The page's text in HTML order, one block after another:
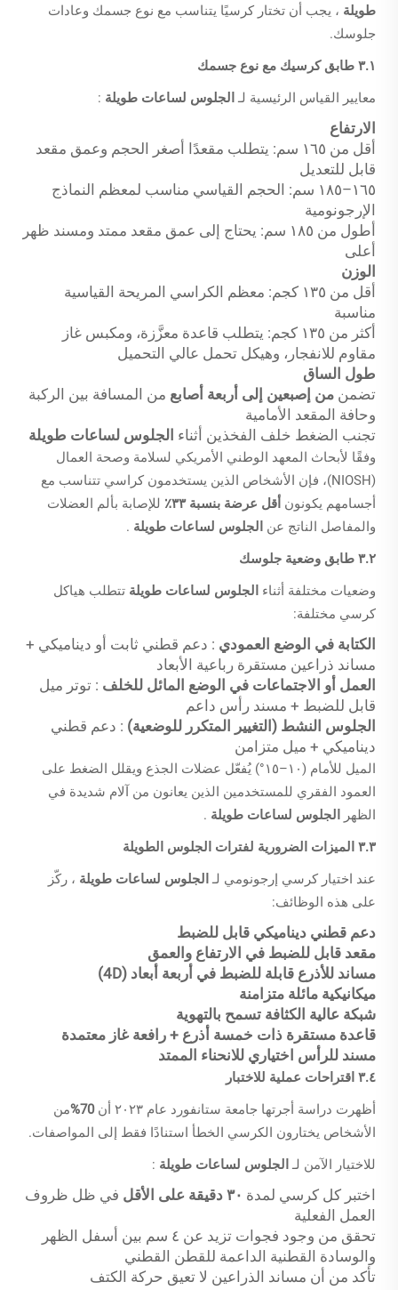
طويلة ، يجب أن تختار كرسيًا يتناسب مع نوع جسمك وعادات
جلوسك.
٣.١ طابق كرسيك مع نوع جسمك
معايير القياس الرئيسية لـ الجلوس لساعات طويلة :
الارتفاع
أقل من ١٦٥ سم: يتطلب مقعدًا أصغر الحجم وعمق مقعد
قابل للتعديل
١٦٥–١٨٥ سم: الحجم القياسي مناسب لمعظم النماذج
الإرجونومية
أطول من ١٨٥ سم: يحتاج إلى عمق مقعد ممتد ومسند ظهر
أعلى
الوزن
أقل من ١٣٥ كجم: معظم الكراسي المريحة القياسية
مناسبة
أكثر من ١٣٥ كجم: يتطلب قاعدة معزَّزة، ومكبس غاز
مقاوم للانفجار، وهيكل تحمل عالي التحميل
طول الساق
تضمن من إصبعين إلى أربعة أصابع من المسافة بين الركبة
وحافة المقعد الأمامية
تجنب الضغط خلف الفخذين أثناء الجلوس لساعات طويلة
وفقًا لأبحاث المعهد الوطني الأمريكي لسلامة وصحة العمال
(NIOSH)، فإن الأشخاص الذين يستخدمون كراسي تتناسب مع
أجسامهم يكونون أقل عرضة بنسبة ٣٣٪
للإصابة بألم العضلات
والمفاصل الناتج عن الجلوس لساعات طويلة .
٣.٢ طابق وضعية جلوسك
وضعيات مختلفة أثناء الجلوس لساعات طويلة تتطلب هياكل
كرسي مختلفة:
الكتابة في الوضع العمودي : دعم قطني ثابت أو ديناميكي +
مساند ذراعين مستقرة رباعية الأبعاد
العمل أو الاجتماعات في الوضع المائل للخلف : توتر ميل
قابل للضبط + مسند رأس داعم
الجلوس النشط (التغيير المتكرر للوضعية) : دعم قطني
ديناميكي + ميل متزامن
الميل للأمام (١٠–١٥°) يُفعّل عضلات الجذع ويقلل الضغط على
العمود الفقري للمستخدمين الذين يعانون من آلام شديدة في
الظهر
الجلوس لساعات طويلة .
٣.٣ الميزات الضرورية لفترات الجلوس الطويلة
عند اختيار كرسي إرجونومي لـ الجلوس لساعات طويلة ، ركّز
على هذه الوظائف:
دعم قطني ديناميكي قابل للضبط
مقعد قابل للضبط في الارتفاع والعمق
مساند للأذرع قابلة للضبط في أربعة أبعاد (4D)
ميكانيكية مائلة متزامنة
شبكة عالية الكثافة تسمح بالتهوية
قاعدة مستقرة ذات خمسة أذرع + رافعة غاز معتمدة
مسند للرأس اختياري للانحناء الممتد
٣.٤ اقتراحات عملية للاختبار
أظهرت دراسة أجرتها جامعة ستانفورد عام ٢٠٢٣ أن
70%
من
الأشخاص يختارون الكرسي الخطأ استنادًا فقط إلى المواصفات.
للاختيار الآمن لـ الجلوس لساعات طويلة :
اختبر كل كرسي لمدة ٣٠ دقيقة على الأقل
في ظل ظروف
العمل الفعلية
تحقق من وجود فجوات تزيد عن ٤ سم بين أسفل الظهر
والوسادة القطنية الداعمة للقطن القطني
تأكد من أن مساند الذراعين لا تعيق حركة الكتف